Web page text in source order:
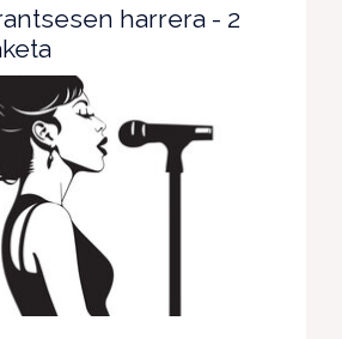
harrera - 2